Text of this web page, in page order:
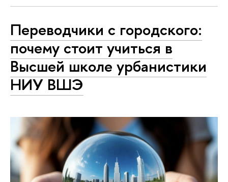
Переводчики с городского:
почему стоит учиться в
Высшей школе урбанистики
НИУ ВШЭ